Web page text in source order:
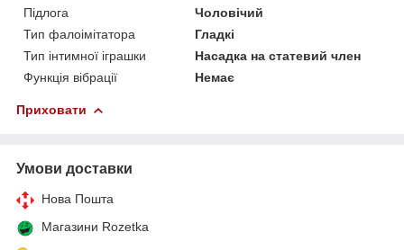
Підлога
Чоловічий
Тип фалоімітатора
Гладкі
Тип інтимної іграшки
Насадка на статевий член
Функція вібрації
Немає
Приховати
Умови доставки
Нова Пошта
Магазини Rozetka